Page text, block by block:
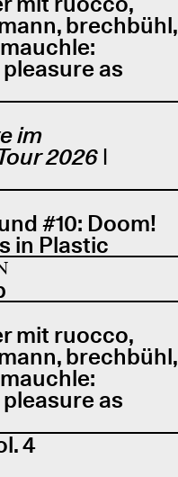
brechbühl,
as
im
2026 |
#10: Doom!
in Plastic
mit ruocco,
brechbühl,
as
4